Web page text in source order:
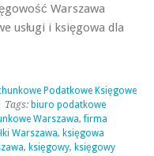
Warszawa
usługi i księgowa dla
Podatkowe Księgowe
| Tags: biuro podatkowe
Warszawa,firma
Warszawa, księgowa
, księgowy, księgowy